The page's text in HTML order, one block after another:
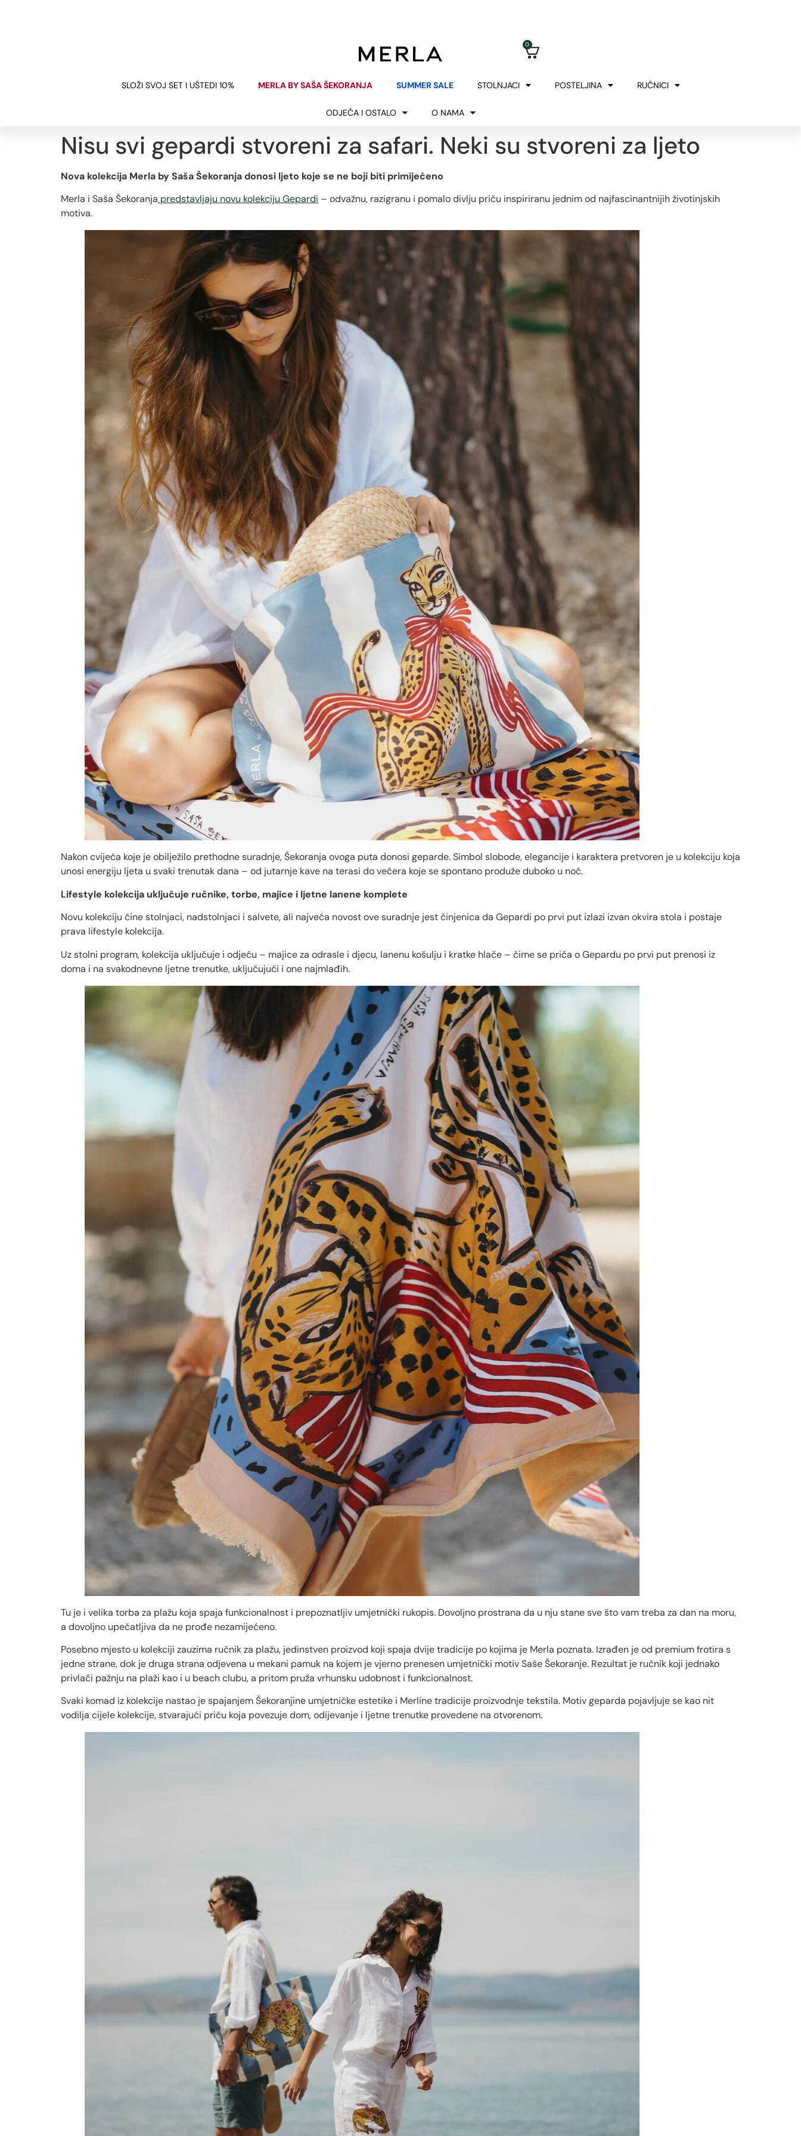
0
SLOŽI SVOJ SET I UŠTEDI 10% MERLA BY SAŠA ŠEKORANJA SUMMER SALE STOLNJACI POSTELJINA RUČNICI
ODJEĆA I OSTALO O NAMA
Nisu svi gepardi stvoreni za safari. Neki su stvoreni za ljeto
Nova kolekcija Merla by Saša Šekoranja donosi ljeto koje se ne boji biti primijećeno
Merla i Saša Šekoranja predstavljaju novu kolekciju Gepardi – odvažnu, razigranu i pomalo divlju priču inspiriranu jednim od najfascinantnijih životinjskih
motiva.
Nakon cvijeća koje je obilježilo prethodne suradnje, Šekoranja ovoga puta donosi geparde. Simbol slobode, elegancije i karaktera pretvoren je u kolekciju koja
unosi energiju ljeta u svaki trenutak dana – od jutarnje kave na terasi do večera koje se spontano produže duboko u noć.
Lifestyle kolekcija uključuje ručnike, torbe, majice i ljetne lanene komplete
Novu kolekciju čine stolnjaci, nadstolnjaci i salvete, ali najveća novost ove suradnje jest činjenica da Gepardi po prvi put izlazi izvan okvira stola i postaje
prava lifestyle kolekcija.
Uz stolni program, kolekcija uključuje i odjeću – majice za odrasle i djecu, lanenu košulju i kratke hlače – čime se priča o Gepardu po prvi put prenosi iz
doma i na svakodnevne ljetne trenutke, uključujući i one najmlađih.
Tu je i velika torba za plažu koja spaja funkcionalnost i prepoznatljiv umjetnički rukopis. Dovoljno prostrana da u nju stane sve što vam treba za dan na moru,
a dovoljno upečatljiva da ne prođe nezamijećeno.
Posebno mjesto u kolekciji zauzima ručnik za plažu, jedinstven proizvod koji spaja dvije tradicije po kojima je Merla poznata. Izrađen je od premium frotira s
jedne strane, dok je druga strana odjevena u mekani pamuk na kojem je vjerno prenesen umjetnički motiv Saše Šekoranje. Rezultat je ručnik koji jednako
privlači pažnju na plaži kao i u beach clubu, a pritom pruža vrhunsku udobnost i funkcionalnost.
Svaki komad iz kolekcije nastao je spajanjem Šekoranjine umjetničke estetike i Merline tradicije proizvodnje tekstila. Motiv geparda pojavljuje se kao nit
vodilja cijele kolekcije, stvarajući priču koja povezuje dom, odijevanje i ljetne trenutke provedene na otvorenom.